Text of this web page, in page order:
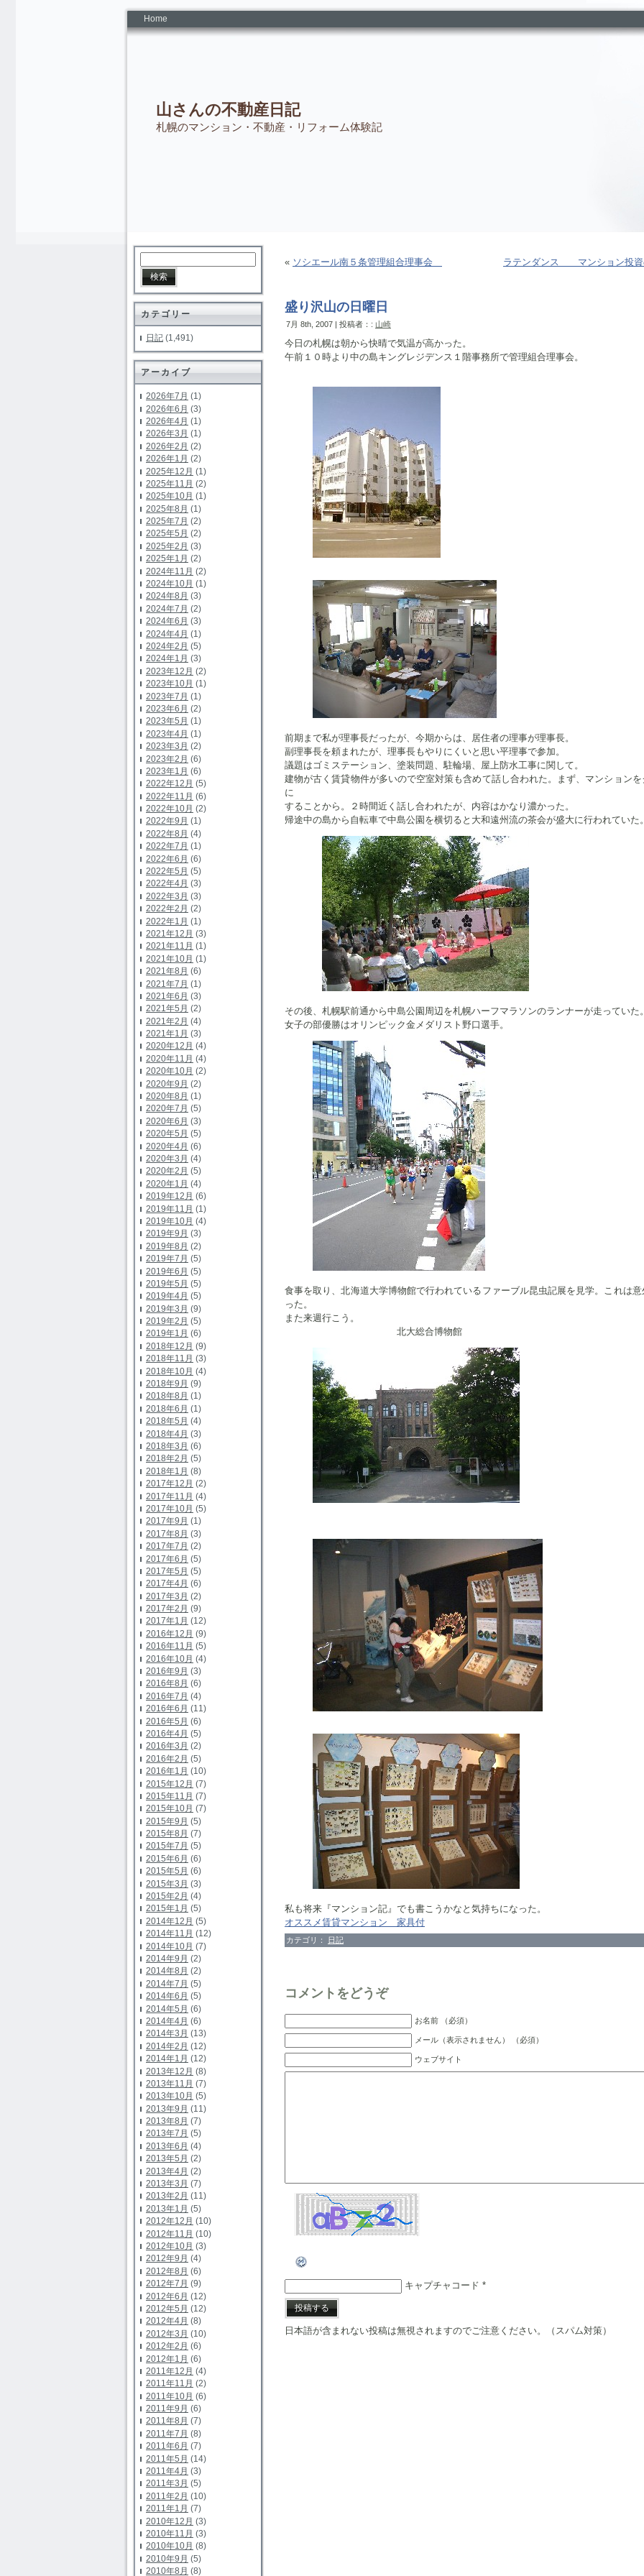
Home
山さんの不動産日記
札幌のマンション・不動産・リフォーム体験記
カテゴリー
日記 (1,491)
アーカイブ
2026年7月 (1)
2026年6月 (3)
2026年4月 (1)
2026年3月 (1)
2026年2月 (2)
2026年1月 (2)
2025年12月 (1)
2025年11月 (2)
2025年10月 (1)
2025年8月 (1)
2025年7月 (2)
2025年5月 (2)
2025年2月 (3)
2025年1月 (2)
2024年11月 (2)
2024年10月 (1)
2024年8月 (3)
2024年7月 (2)
2024年6月 (3)
2024年4月 (1)
2024年2月 (5)
2024年1月 (3)
2023年12月 (2)
2023年10月 (1)
2023年7月 (1)
2023年6月 (2)
2023年5月 (1)
2023年4月 (1)
2023年3月 (2)
2023年2月 (6)
2023年1月 (6)
2022年12月 (5)
2022年11月 (6)
2022年10月 (2)
2022年9月 (1)
2022年8月 (4)
2022年7月 (1)
2022年6月 (6)
2022年5月 (5)
2022年4月 (3)
2022年3月 (3)
2022年2月 (2)
2022年1月 (1)
2021年12月 (3)
2021年11月 (1)
2021年10月 (1)
2021年8月 (6)
2021年7月 (1)
2021年6月 (3)
2021年5月 (2)
2021年2月 (4)
2021年1月 (3)
2020年12月 (4)
2020年11月 (4)
2020年10月 (2)
2020年9月 (2)
2020年8月 (1)
2020年7月 (5)
2020年6月 (3)
2020年5月 (5)
2020年4月 (6)
2020年3月 (4)
2020年2月 (5)
2020年1月 (4)
2019年12月 (6)
2019年11月 (1)
2019年10月 (4)
2019年9月 (3)
2019年8月 (2)
2019年7月 (5)
2019年6月 (5)
2019年5月 (5)
2019年4月 (5)
2019年3月 (9)
2019年2月 (5)
2019年1月 (6)
2018年12月 (9)
2018年11月 (3)
2018年10月 (4)
2018年9月 (9)
2018年8月 (1)
2018年6月 (1)
2018年5月 (4)
2018年4月 (3)
2018年3月 (6)
2018年2月 (5)
2018年1月 (8)
2017年12月 (2)
2017年11月 (4)
2017年10月 (5)
2017年9月 (1)
2017年8月 (3)
2017年7月 (2)
2017年6月 (5)
2017年5月 (5)
2017年4月 (6)
2017年3月 (2)
2017年2月 (9)
2017年1月 (12)
2016年12月 (9)
2016年11月 (5)
2016年10月 (4)
2016年9月 (3)
2016年8月 (6)
2016年7月 (4)
2016年6月 (11)
2016年5月 (6)
2016年4月 (5)
2016年3月 (2)
2016年2月 (5)
2016年1月 (10)
2015年12月 (7)
2015年11月 (7)
2015年10月 (7)
2015年9月 (5)
2015年8月 (7)
2015年7月 (5)
2015年6月 (6)
2015年5月 (6)
2015年3月 (3)
2015年2月 (4)
2015年1月 (5)
2014年12月 (5)
2014年11月 (12)
2014年10月 (7)
2014年9月 (2)
2014年8月 (2)
2014年7月 (5)
2014年6月 (5)
2014年5月 (6)
2014年4月 (6)
2014年3月 (13)
2014年2月 (12)
2014年1月 (12)
2013年12月 (8)
2013年11月 (7)
2013年10月 (5)
2013年9月 (11)
2013年8月 (7)
2013年7月 (5)
2013年6月 (4)
2013年5月 (2)
2013年4月 (2)
2013年3月 (7)
2013年2月 (11)
2013年1月 (5)
2012年12月 (10)
2012年11月 (10)
2012年10月 (3)
2012年9月 (4)
2012年8月 (6)
2012年7月 (9)
2012年6月 (12)
2012年5月 (12)
2012年4月 (8)
2012年3月 (10)
2012年2月 (6)
2012年1月 (6)
2011年12月 (4)
2011年11月 (2)
2011年10月 (6)
2011年9月 (6)
2011年8月 (7)
2011年7月 (8)
2011年6月 (7)
2011年5月 (14)
2011年4月 (3)
2011年3月 (5)
2011年2月 (10)
2011年1月 (7)
2010年12月 (3)
2010年11月 (3)
2010年10月 (8)
2010年9月 (5)
2010年8月 (8)
« ソシエール南５条管理組合理事会 ラテンダンス マンション投資
盛り沢山の日曜日
7月 8th, 2007 | 投稿者：: 山崎
今日の札幌は朝から快晴で気温が高かった。
午前１０時より中の島キングレジデンス１階事務所で管理組合理事会。
前期まで私が理事長だったが、今期からは、居住者の理事が理事長。
副理事長を頼まれたが、理事長もやりにくいと思い平理事で参加。
議題はゴミステーション、塗装問題、駐輪場、屋上防水工事に関して。
建物が古く賃貸物件が多いので空室対策も含めて話し合われた。まず、マンション
に
することから。２時間近く話し合われたが、内容はかなり濃かった。
帰途中の島から自転車で中島公園を横切ると大和遠州流の茶会が盛大に行われていた
その後、札幌駅前通から中島公園周辺を札幌ハーフマラソンのランナーが走っていた
女子の部優勝はオリンピック金メダリスト野口選手。
食事を取り、北海道大学博物館で行われているファーブル昆虫記展を見学。これは
った。
また来週行こう。
北大総合博物館
私も将来『マンション記』でも書こうかなと気持ちになった。
オススメ賃貸マンション 家具付
カテゴリ： 日記
コメントをどうぞ
お名前 （必須）
メール（表示されません） （必須）
ウェブサイト
キャプチャコード *
日本語が含まれない投稿は無視されますのでご注意ください。（スパム対策）